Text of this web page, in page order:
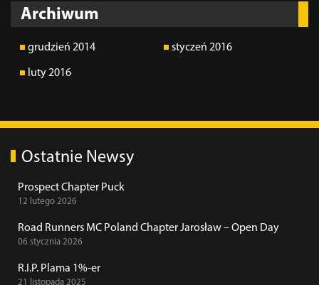
Archiwum
grudzień 2014 styczeń 2016
luty 2016
Ostatnie Newsy
Prospect Chapter Puck
12 lutego 2026
Road Runners MC Poland Chapter Jarosław – Open Day
06 stycznia 2026
R.I.P. Plama 1%-er
21 listopada 2025